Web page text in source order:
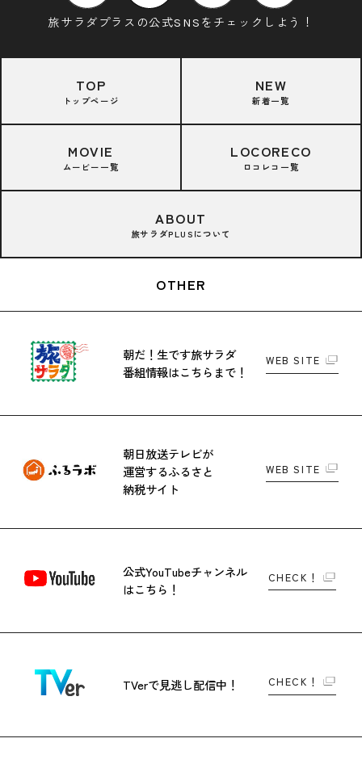
旅サラダプラスの公式SNSをチェックしよう！
TOP
トップページ
NEW
新着一覧
MOVIE
ムービー一覧
LOCORECO
ロコレコ一覧
ABOUT
旅サラダPLUSについて
OTHER
朝だ！生です旅サラダ
番組情報はこちらまで！
WEB SITE
朝日放送テレビが
運営するふるさと
納税サイト
WEB SITE
公式YouTubeチャンネル
はこちら！
CHECK！
TVerで見逃し配信中！ CHECK！